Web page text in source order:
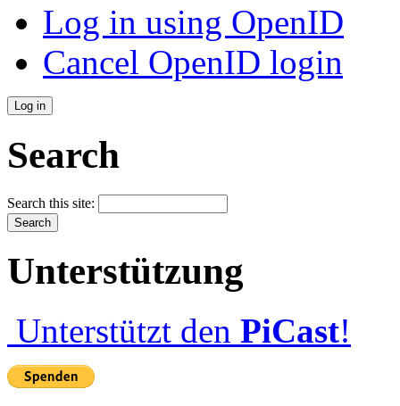
Log in using OpenID
Cancel OpenID login
Search
Search this site:
Unterstützung
Unterstützt den PiCast!